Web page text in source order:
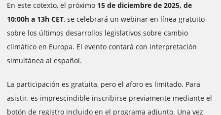
En este cotexto, el próximo 15 de diciembre de 2025, de
10:00h a 13h CET, se celebrará un webinar en línea gratuito
sobre los últimos desarrollos legislativos sobre cambio
climático en Europa. El evento contará con interpretación
simultánea al español.
La participación es gratuita, pero el aforo es limitado. Para
asistir, es imprescindible inscribirse previamente mediante el
botón de registro incluido en el programa adjunto. Una vez